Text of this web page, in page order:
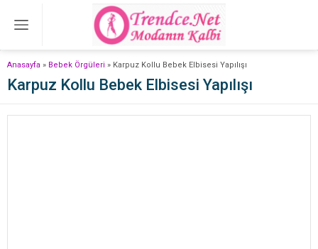
Anasayfa » Bebek Örgüleri » Karpuz Kollu Bebek Elbisesi Yapılışı
Karpuz Kollu Bebek Elbisesi Yapılışı